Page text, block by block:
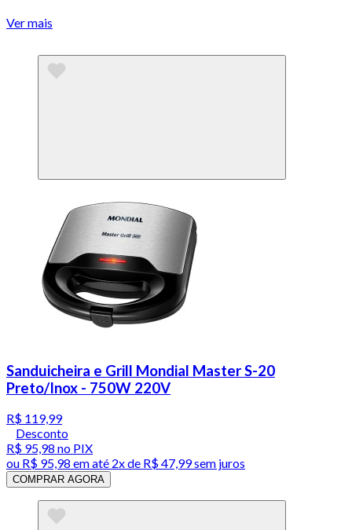
Ver mais
Sanduicheira e Grill Mondial Master S-20
Preto/Inox - 750W 220V
R$ 119,99
Desconto
R$ 95,98 no PIX
ou R$ 95,98 em até 2x de R$ 47,99 sem juros
COMPRAR AGORA